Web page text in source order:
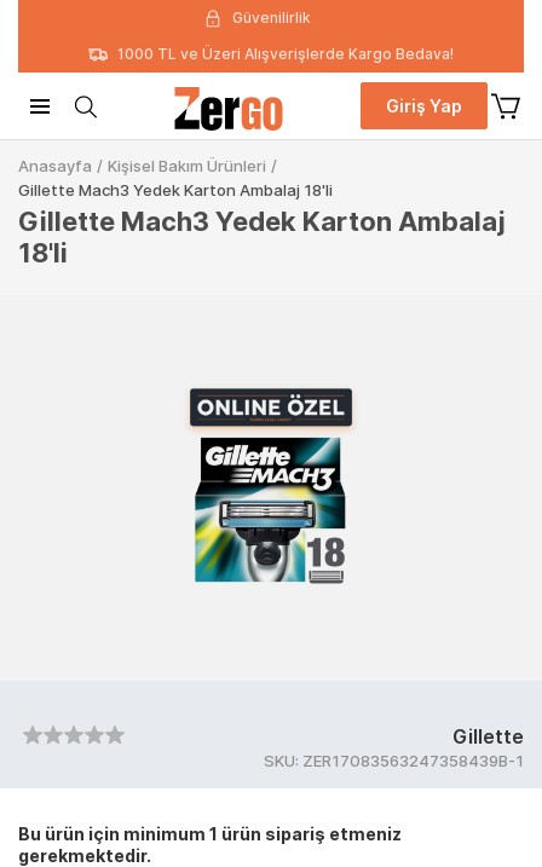
Güvenilirlik
1000 TL ve Üzeri Alışverişlerde Kargo Bedava!
Giriş Yap
Anasayfa / Kişisel Bakım Ürünleri /
Gillette Mach3 Yedek Karton Ambalaj 18'li
Gillette Mach3 Yedek Karton Ambalaj
18'li
Gillette
SKU: ZER17083563247358439B-1
Bu ürün için minimum 1 ürün sipariş etmeniz
gerekmektedir.